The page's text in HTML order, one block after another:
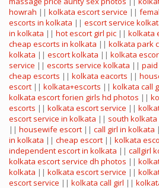
howrah || kolkata escort service ||
escorts in kolkata || escort service
in kolkata || hot escort girl pic || kolkata
cheap escorts in kolkata || kolkata park
kolkata || escort kolkata || kolkata
service || escorts service kolkata ||
cheap escorts || kolkata eacorts ||
escort || kolkata+escorts || kolkata call
kolkata escort forien girls hd photos ||
escorts || kolkata escort service ||
escort service in kolkata || south kolkata
|| housewife escort || call girl in kolkata
in kolkata || cheap escort || kolkata
independent escort in kolkata || callgirl
kolkata escort service dh photos ||
kolkata || kolkata escort service ||
escort service || kolkata call girl ||